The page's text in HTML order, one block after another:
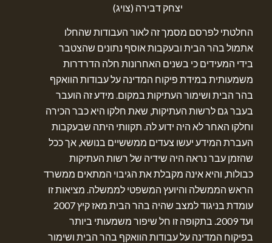
יצחק דבירה (צויג)
החלטתי לפרסם מסמך זה לאור העבודות שהחלו
אתמול בהר הבית ובעקבות אוסף נתונים שהצטבר
בידי המעידים כי בשנים האחרונות חלה הדרדרות
משמעותית במידת פיקוח המדינה על עבודות הוואקף
בהר הבית ושימור העתיקות במקום. מידע זה הועבר
בעבר גם לרשות העתיקות, שאת חלקו היא כבר הכירה
וחלקו האחר לא היה ידוע לה. תקוותי היתה שבעקבות
העברת המידע יעשו צעדים ממששיים בנושא, אך ככל
שהזמן עבר נראה היה שידיה של רשות העתיקות
כבולות, והיא אינה מקבלת את הגיבוי המתאים ממשרד
הראש הממשלה והיועץ המשפטי לממשלה. מציאות זו
עומדת בניגוד למצב שהיה בהר הבית מאז קיץ 2007
ועד 2009. בתקופה זו חל שיפור משמעותי ביותר
בפיקוח המדינה על עבודות הוואקף בהר הבית ושימור